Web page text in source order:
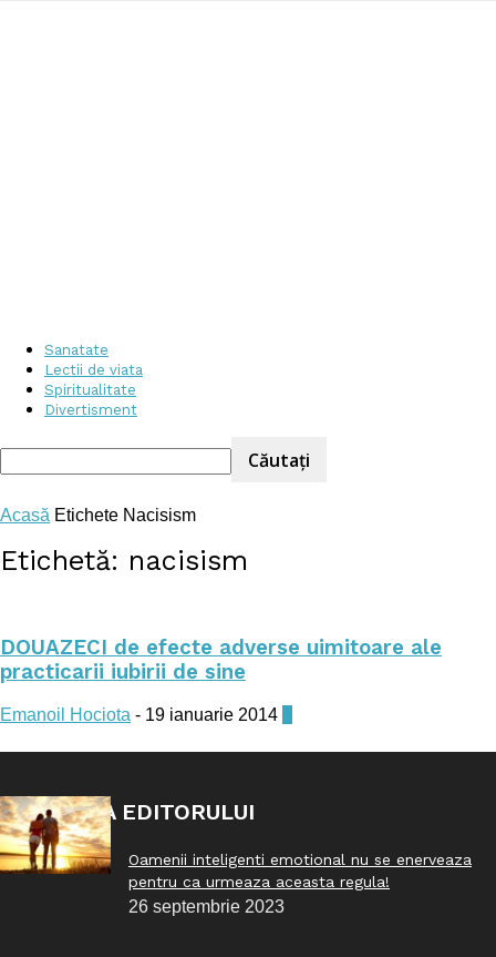
Sanatate
Lectii de viata
Spiritualitate
Divertisment
Acasă Etichete Nacisism
Etichetă: nacisism
DOUAZECI de efecte adverse uimitoare ale
practicarii iubirii de sine
Emanoil Hociota - 19 ianuarie 2014
ALEGEREA EDITORULUI
Oamenii inteligenti emotional nu se enerveaza
pentru ca urmeaza aceasta regula!
26 septembrie 2023